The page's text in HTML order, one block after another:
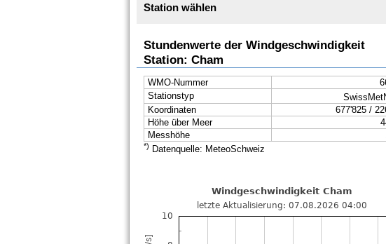
Station wählen
Stundenwerte der Windgeschwindigkeit
Station: Cham
WMO-Nummer
Stationstyp
Koordinaten
677'825 /
Höhe über Meer
Messhöhe
*) Datenquelle: MeteoSchweiz